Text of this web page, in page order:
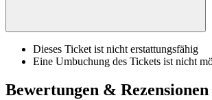
Dieses Ticket ist nicht erstattungsfähig
Eine Umbuchung des Tickets ist nicht
Bewertungen & Rezensionen